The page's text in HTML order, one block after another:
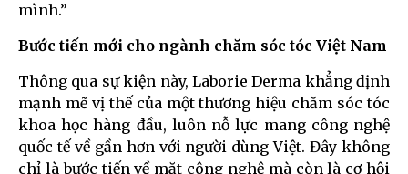
mình.”
Bước tiến mới cho ngành chăm sóc tóc Việt Nam
Thông qua sự kiện này, Laborie Derma khẳng định
mạnh mẽ vị thế của một thương hiệu chăm sóc tóc
khoa học hàng đầu, luôn nỗ lực mang công nghệ
quốc tế về gần hơn với người dùng Việt. Đây không
chỉ là bước tiến về mặt công nghệ mà còn là cơ hội